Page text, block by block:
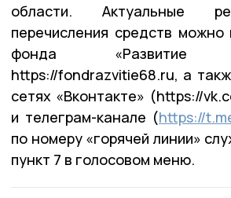
области. Актуальные
перечисления средств можно
фонда «Развитие
https://fondrazvitie68.ru, а
сетях «Вконтакте» (https://
и телеграм-канале (https://
по номеру «горячей линии»
пункт 7 в голосовом меню.